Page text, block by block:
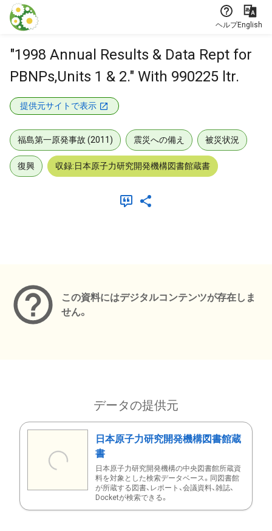
本文に飛ぶ
ヘルプEnglish
"1998 Annual Results & Data Rept for
PBNPs,Units 1 & 2." With 990225 ltr.
提供元サイトで表示
福島第一原発事故 (2011) 震災への備え 被災状況
復興 収録:日本原子力研究開発機構図書館蔵書
この資料にはデジタルコンテンツが存在しま
せん。
データの提供元
日本原子力研究開発機構図書館蔵
書
日本原子力研究開発機構の中央図書館所蔵資
料を対象とした検索データベース。同図書館
が所蔵する図書、レポート、会議資料、雑誌、
Docketが検索できる。